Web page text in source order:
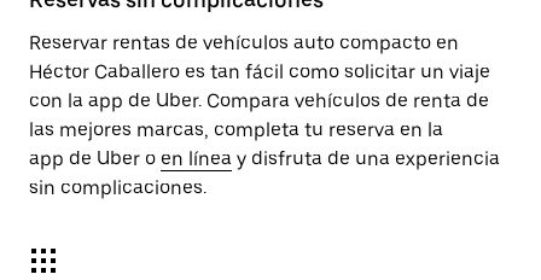
Reservar rentas de vehículos auto compacto en
Héctor Caballero es tan fácil como solicitar un viaje
con la app de Uber. Compara vehículos de renta de
las mejores marcas, completa tu reserva en la
app de Uber o en línea y disfruta de una experiencia
sin complicaciones.